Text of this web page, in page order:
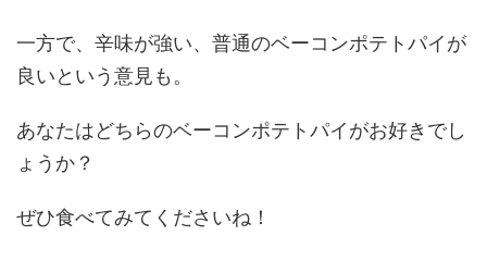
一方で、辛味が強い、普通のベーコンポテトパイが
良いという意見も。
あなたはどちらのベーコンポテトパイがお好きでし
ょうか？
ぜひ食べてみてくださいね！